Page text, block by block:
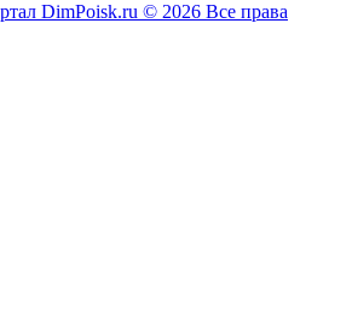
DimPoisk.ru © 2026 Все права